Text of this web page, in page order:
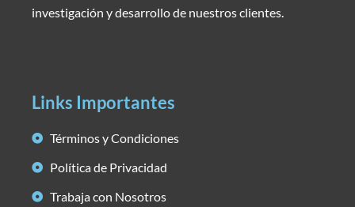
investigación y desarrollo de nuestros clientes.
Links Importantes
Términos y Condiciones
Política de Privacidad
Trabaja con Nosotros